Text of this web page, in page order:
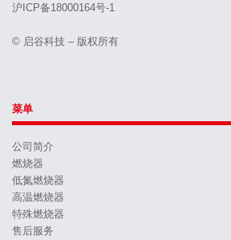
沪ICP备18000164号-1
© 启谷科技 – 版权所有
菜单
公司简介
燃烧器
低氮燃烧器
高温燃烧器
特殊燃烧器
售后服务